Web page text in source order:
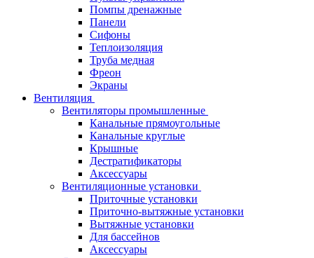
Помпы дренажные
Панели
Сифоны
Теплоизоляция
Труба медная
Фреон
Экраны
Вентиляция
Вентиляторы промышленные
Канальные прямоугольные
Канальные круглые
Крышные
Дестратификаторы
Аксессуары
Вентиляционные установки
Приточные установки
Приточно-вытяжные установки
Вытяжные установки
Для бассейнов
Аксессуары